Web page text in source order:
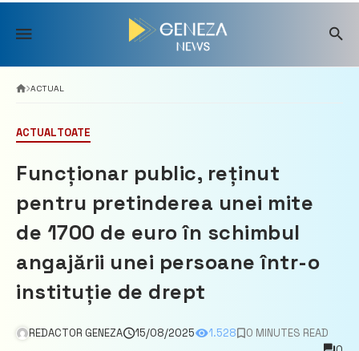
Skip
content
ACTUAL
ACTUALTOATE
Funcționar public, reținut
pentru pretinderea unei mite
de 1700 de euro în schimbul
angajării unei persoane într-o
instituție de drept
REDACTOR GENEZA 15/08/2025 1.528
0 MINUTES READ